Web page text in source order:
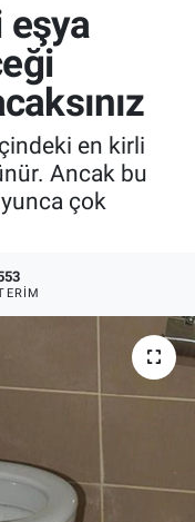
eşya
en kirli
Ancak bu
çok